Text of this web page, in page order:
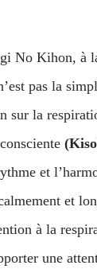
No Kihon, à
pas la
sur la
et
et
à la
une